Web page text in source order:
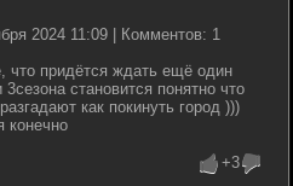
2024 11:09 | Комментов: 1
что придётся ждать ещё один
становится понятно что
как покинуть город )))
конечно
+3